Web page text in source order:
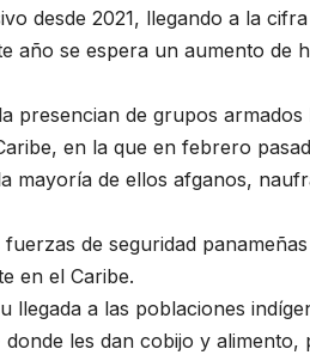
desde 2021, llegando a la
año se espera un aumento de
presencian de grupos
en la que en febrero
mayoría de ellos afganos,
de seguridad
en el Caribe.
llegada a las poblaciones
les dan cobijo y